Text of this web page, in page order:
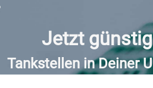
Jetzt
Tankstellen in Deiner